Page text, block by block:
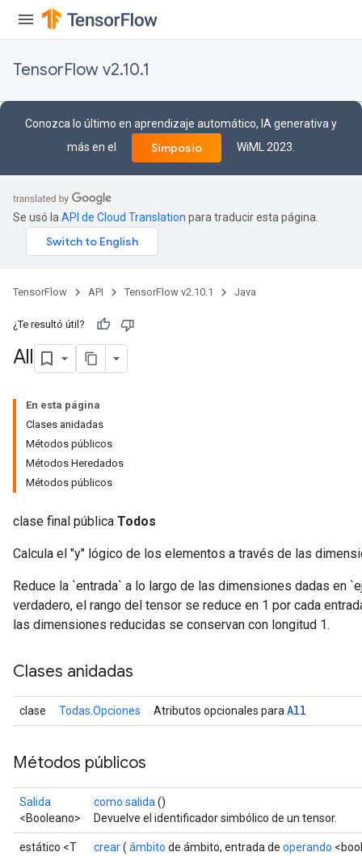
TensorFlow v2.10.1
Conozca lo último en aprendizaje automático, IA generativa y
más en el
Simposio WiML 2023.
Se usó la API de Cloud Translation para traducir esta página.
TensorFlow API TensorFlow v2.10.1 Java
¿Te resultó útil?
All
En esta página
Clases anidadas
Métodos públicos
Métodos Heredados
Métodos públicos
clase final pública Todos
Calcula el "y" lógico de los elementos a través de las
Reduce la `entrada` a lo largo de las dimensiones dadas en
verdadero, el rango del tensor se reduce en 1 por cada
las dimensiones reducidas se conservan con longitud 1.
Clases anidadas
clase Todas.Opciones Atributos opcionales para All
Métodos públicos
Salida
<Booleano>
como salida ()
Devuelve el identificador simbólico de un tensor.
estático <T
crear( ámbito de ámbito, entrada de operando